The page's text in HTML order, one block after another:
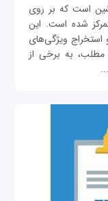
است که بر روی
شده است. این
استخراج ویژگی‌های
مطلب، به برخی از